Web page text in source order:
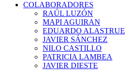
COLABORADORES
RAÚL LUZÓN
MAPI AGUIRAN
EDUARDO ALASTRUE
JAVIER SÁNCHEZ
NILO CASTILLO
PATRICIA LAMBEA
JAVIER DIESTE